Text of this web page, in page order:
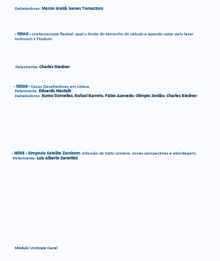
Debatedores: Marcio Araldi, Ivanes Tomazzoni
- 15h45 –Ureteroscopia flexível, qual o limite do tamanho do cálculo e quando optar pelo laser
Holmium x Thulium
Palestrante:Charles Riedner
- 15h30 –Casos Desafiadores em Litíase
Palestrante: Eduardo Mastalir
Debatedores:Eurico Dornelles, Rafael Barreto, Fábio Azevedo, Olimpio Jordão, Charles Riedner
- 16h15 –Simpósio Satélite Zambom: Infeccão do trato urinário, novas perspectivas e abordagens.
Palestrante:Luis Alberto Zanettini
Módulo Urologia Geral